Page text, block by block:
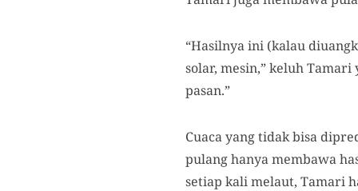
“Hasilnya ini (kalau
solar, mesin,” keluh Tamari
pasan.”
Cuaca yang tidak bisa
pulang hanya membawa
setiap kali melaut, Tamari